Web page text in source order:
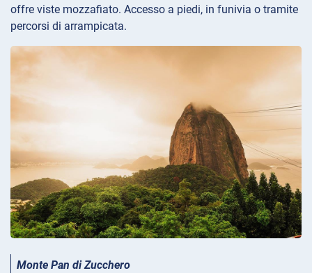
offre viste mozzafiato. Accesso a piedi, in funivia o tramite
percorsi di arrampicata.
Monte Pan di Zucchero